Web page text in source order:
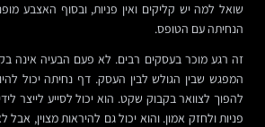
שואל למה יש קליקים ואין פניות, ובסוף האצבע
הנחיתה עם הטופס.
זה רגע מוכר בעסקים רבים. לא פעם הבעיה אינה
המפגש שבין הגולש לבין העסק. דף נחיתה יכול
להפוך לצוואר בקבוק שקט. הוא יכול לסייע לייצר
פניות ולחזק אמון. והוא יכול גם להיראות מצוין,